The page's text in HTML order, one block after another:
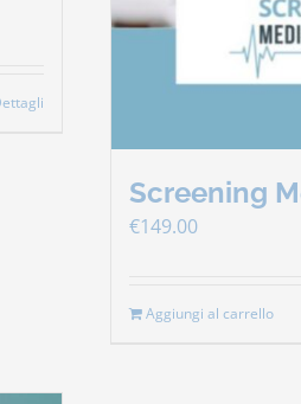
Screening
€149.00
Aggiungi al carrello